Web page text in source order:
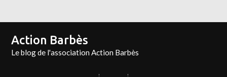
Action Barbès
Le blog de l'association Action Barbès